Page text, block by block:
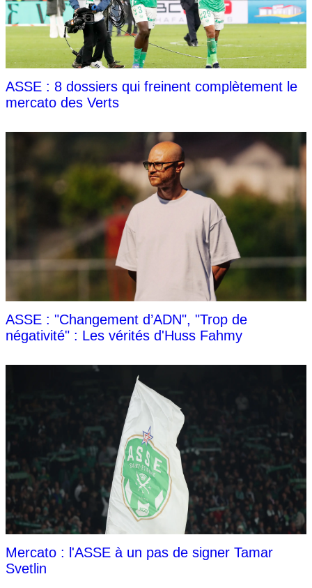
ASSE : 8 dossiers qui freinent complètement le
mercato des Verts
ASSE : "Changement d’ADN", "Trop de
négativité" : Les vérités d'Huss Fahmy
Mercato : l'ASSE à un pas de signer Tamar
Svetlin